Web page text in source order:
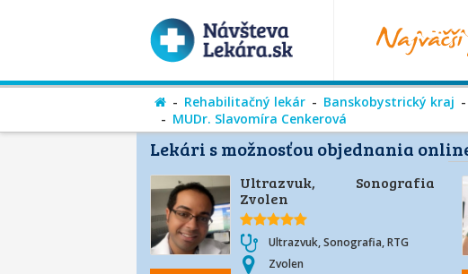
Rehabilitačný lekár Banskobystrický kraj
MUDr. Slavomíra Cenkerová
Lekári s možnosťou objednania
Ultrazvuk, Sonografia
Zvolen
Ultrazvuk, Sonografia, RTG
Zvolen